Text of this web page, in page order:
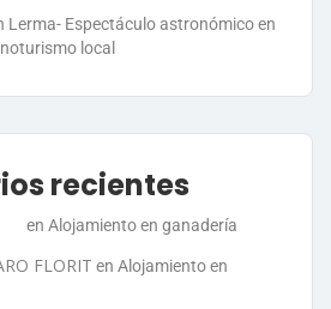
Lerma- Espectáculo astronómico en
local
recientes
en Alojamiento en ganadería
FLORIT en Alojamiento en